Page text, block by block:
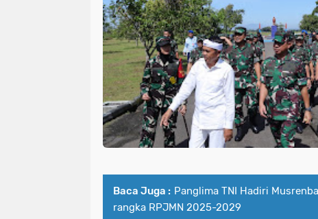
Baca Juga : Panglima TNI Hadiri
rangka RPJMN 2025-2029